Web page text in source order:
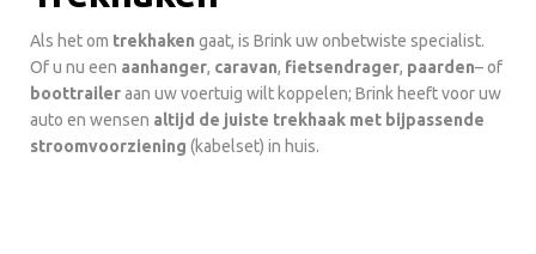
Als het om trekhaken gaat, is Brink uw onbetwiste specialist.
Of u nu een aanhanger, caravan, fietsendrager, paarden– of
boottraileraan uw voertuig wilt koppelen; Brink heeft voor uw
auto en wensen altijd de juiste trekhaak met bijpassende
stroomvoorziening (kabelset) in huis.